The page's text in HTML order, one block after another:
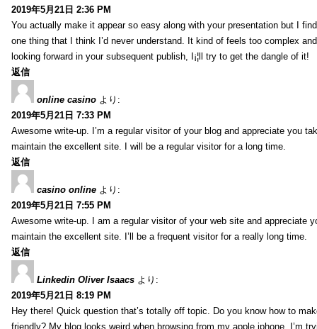
2019年5月21日 2:36 PM
You actually make it appear so easy along with your presentation but I
one thing that I think I’d never understand. It kind of feels too complex
looking forward in your subsequent publish, I¡¦ll try to get the dangle of it!
返信
online casino より:
2019年5月21日 7:33 PM
Awesome write-up. I’m a regular visitor of your blog and appreciate you
maintain the excellent site. I will be a regular visitor for a long time.
返信
casino online より:
2019年5月21日 7:55 PM
Awesome write-up. I am a regular visitor of your web site and appreciate
maintain the excellent site. I’ll be a frequent visitor for a really long time.
返信
Linkedin Oliver Isaacs より:
2019年5月21日 8:19 PM
Hey there! Quick question that’s totally off topic. Do you know how to
friendly? My blog looks weird when browsing from my apple iphone. I’m